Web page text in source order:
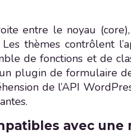
entre le noyau
thèmes contrôlent
de fonctions et de
plugin de formulaire
de l’API
avec une